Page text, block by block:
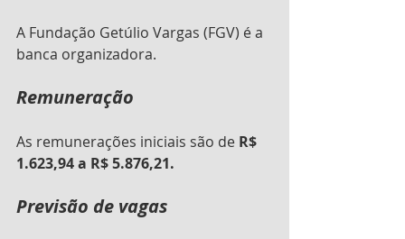
A Fundação Getúlio Vargas (FGV) é a
banca organizadora.
Remuneração
As remunerações iniciais são de R$
1.623,94 a R$ 5.876,21.
Previsão de vagas